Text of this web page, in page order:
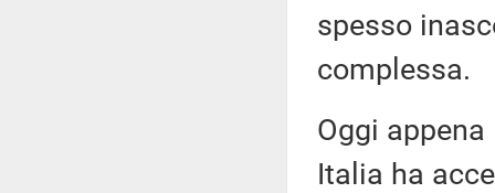
spesso
complessa.
Oggi
Italia ha